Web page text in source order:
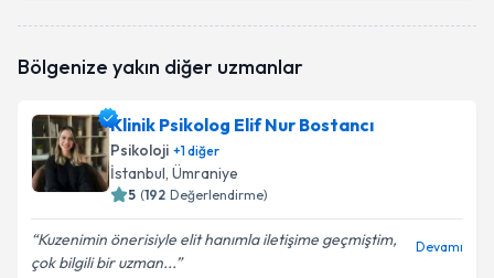
talebi oluşturun. Size bu uzmandan randevu almanız
bilgilendireceğiz.
E-posta Adresiniz
Kişisel verilerimin işlenmesine ilişkin
Bölgenize yakın diğer uzmanlar
Klinik Psikolog Elif Nur Bostancı
Psikoloji +1diğer
İstanbul, Ümraniye
5 (192 Değerlendirme)
Kuzenimin önerisiyle elit hanımla iletişime geçmiştim,
çok bilgili bir uzman...
Devamı